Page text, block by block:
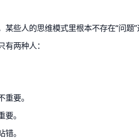
某些人的思维模式里根本不存在“问题
两种人：
要。
。
。